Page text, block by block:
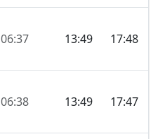
06:37 13:49 17:48
06:38 13:49 17:47